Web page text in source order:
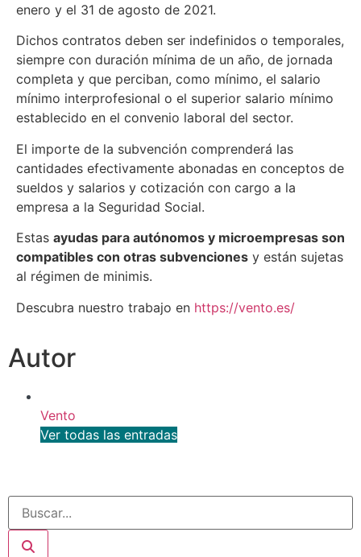
enero y el 31 de agosto de 2021.
Dichos contratos deben ser indefinidos o temporales,
siempre con duración mínima de un año, de jornada
completa y que perciban, como mínimo, el salario
mínimo interprofesional o el superior salario mínimo
establecido en el convenio laboral del sector.
El importe de la subvención comprenderá las
cantidades efectivamente abonadas en conceptos de
sueldos y salarios y cotización con cargo a la
empresa a la Seguridad Social.
Estas ayudas para autónomos y microempresas son
compatibles con otras subvenciones y están sujetas
al régimen de minimis.
Descubra nuestro trabajo en https://vento.es/
Autor
Vento
Ver todas las entradas